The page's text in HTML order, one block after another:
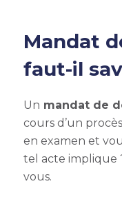
Mandat
faut-il
Un mandat de
cours d’un
en examen et
tel acte implique
vous.